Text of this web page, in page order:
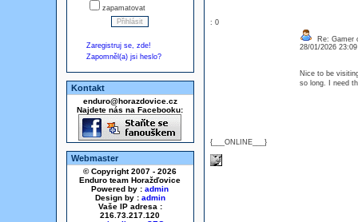
zapamatovat
Zaregistruj se, zde!
Zapomněl(a) jsi heslo?
Kontakt
enduro@horazdovice.cz
Najdete nás na Facebooku:
Webmaster
© Copyright 2007 - 2026
Enduro team Horažďovice
Powered by : admin
Design by : admin
Vaše IP adresa :
216.73.217.120
: 0
{___ONLINE___}
Re: Gamer
28/01/2026
Nice to be
so long. I need